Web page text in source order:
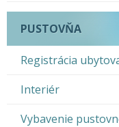
PUSTOVŇA
Registrácia
Interiér
Vybavenie